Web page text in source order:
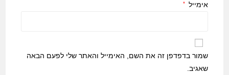
אימייל *
שמור בדפדפן זה את השם, האימייל והאתר שלי לפעם הבאה
שאגיב.